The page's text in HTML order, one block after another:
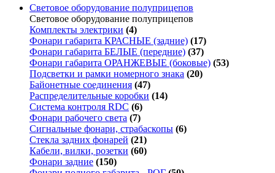
Световое оборудование полуприцепов
Световое оборудование полуприцепов
Комплекты электрики (4)
Фонари габарита КРАСНЫЕ (задние) (17)
Фонари габарита БЕЛЫЕ (передние) (37)
Фонари габарита ОРАНЖЕВЫЕ (боковые) (53)
Подсветки и рамки номерного знака (20)
Байонетные соединения (47)
Распределительные коробки (14)
Система контроля RDC (6)
Фонари рабочего света (7)
Сигнальные фонари, страбаскопы (6)
Стекла задних фонарей (21)
Кабели, вилки, розетки (60)
Фонари задние (150)